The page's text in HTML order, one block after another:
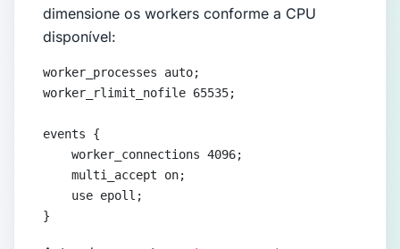
dimensione os workers conforme a CPU
disponível:
worker_processes auto;
worker_rlimit_nofile 65535;
events {
    worker_connections 4096;
    multi_accept on;
    use epoll;
}